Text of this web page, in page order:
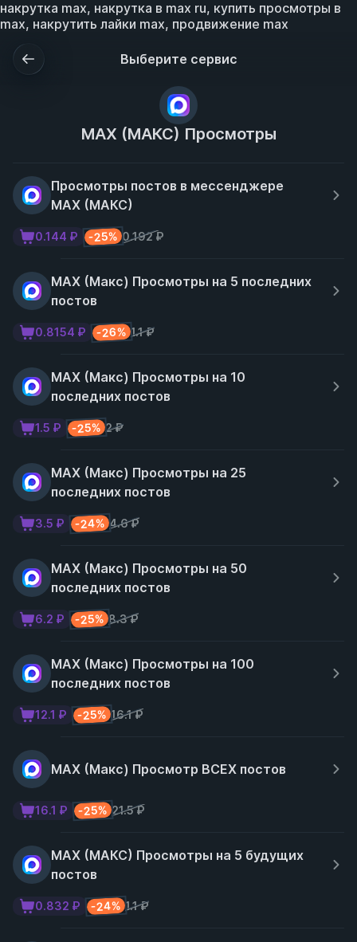
накрутка max, накрутка в max ru, купить просмотры в
max, накрутить лайки max, продвижение max
Выберите сервис
MAX (МАКС) Просмотры
Просмотры постов в мессенджере
MAX (МАКС)
0.192 ₽
-25%
0.144 ₽
MAX (Макс) Просмотры на 5 последних
постов
1.1 ₽
-26%
0.8154 ₽
MAX (Макс) Просмотры на 10
последних постов
2 ₽
-25%
1.5 ₽
MAX (Макс) Просмотры на 25
последних постов
4.6 ₽
-24%
3.5 ₽
MAX (Макс) Просмотры на 50
последних постов
8.3 ₽
-25%
6.2 ₽
MAX (Макс) Просмотры на 100
последних постов
16.1 ₽
-25%
12.1 ₽
MAX (Макс) Просмотр ВСЕХ постов
21.5 ₽
-25%
16.1 ₽
MAX (МАКС) Просмотры на 5 будущих
постов
1.1 ₽
-24%
0.832 ₽